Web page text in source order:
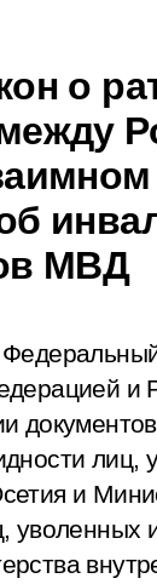
о
МВД
и
и